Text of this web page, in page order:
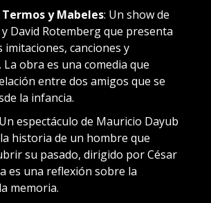
Termos y Mabeles: Un show de
David Rotemberg que presenta
imitaciones, canciones y
obra es una comedia que
entre dos amigos que se
la infancia.
espectáculo de Mauricio Dayub
historia de un hombre que
su pasado, dirigido por César
es una reflexión sobre la
memoria.